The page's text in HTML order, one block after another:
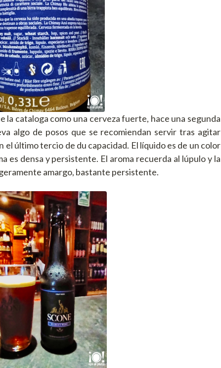
la cataloga como una cerveza fuerte, hace una segunda
algo de posos que se recomiendan servir tras agitar
el último tercio de du capacidad. El líquido es de un color
es densa y persistente. El aroma recuerda al lúpulo y la
amargo, bastante persistente.